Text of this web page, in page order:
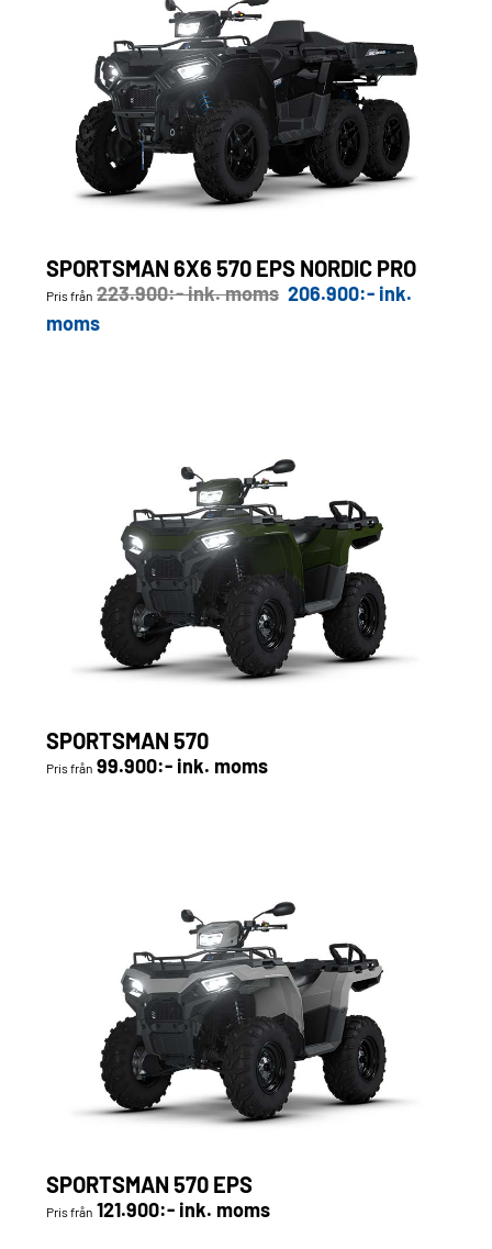
SPORTSMAN 6X6 570 EPS NORDIC PRO
Pris från 223.900:- ink. moms 206.900:- ink.
moms
SPORTSMAN 570
Pris från 99.900:- ink. moms
SPORTSMAN 570 EPS
Pris från 121.900:- ink. moms